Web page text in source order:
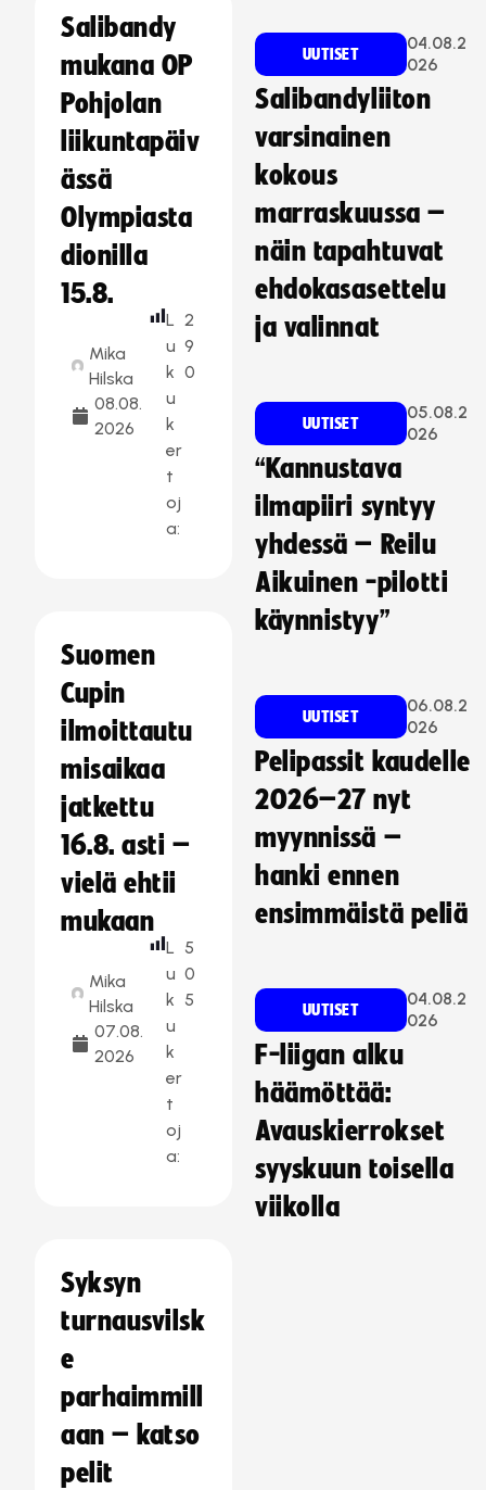
Salibandy
mukana OP
Pohjolan
liikuntapäiv
ässä
Olympiasta
dionilla
15.8.
Mika
Hilska
08.08.
2026
L
u
k
u
k
er
t
oj
a:
2
9
0
Suomen
Cupin
ilmoittautu
misaikaa
jatkettu
16.8. asti –
vielä ehtii
mukaan
Mika
Hilska
07.08.
2026
L
u
k
u
k
er
t
oj
a:
5
0
5
Syksyn
turnausvilsk
e
parhaimmill
aan – katso
pelit
UUTISET
04.08.2
026
Salibandyliiton
varsinainen
kokous
marraskuussa –
näin tapahtuvat
ehdokasasettelu
ja valinnat
UUTISET
05.08.2
026
“Kannustava
ilmapiiri syntyy
yhdessä – Reilu
Aikuinen -pilotti
käynnistyy”
UUTISET
06.08.2
026
Pelipassit kaudelle
2026–27 nyt
myynnissä –
hanki ennen
ensimmäistä peliä
UUTISET
04.08.2
026
F-liigan alku
häämöttää:
Avauskierrokset
syyskuun toisella
viikolla